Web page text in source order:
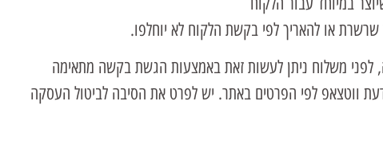
או להאריך לפי בקשת הלקוח לא יוחלפו.
לפני משלוח ניתן לעשות זאת באמצעות הגשת בקשה מתאימה
ווטצאפ לפי הפרטים באתר. יש לפרט את הסיבה לביטול העסקה